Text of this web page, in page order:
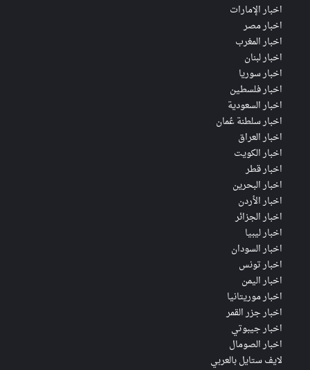
اخبار الإمارات
اخبار مصر
اخبار المغرب
اخبار لبنان
اخبار سوريا
اخبار فلسطين
اخبار السعودية
اخبار سلطنة عُمان
اخبار العراق
اخبار الكويت
اخبار قطر
اخبار البحرين
اخبار الأردن
اخبار الجزائر
اخبار ليبيا
اخبار السودان
اخبار تونس
اخبار اليمن
اخبار موريتانيا
اخبار جزر القمر
اخبار جيبوتي
اخبار الصومال
لايف ستايل بالعربي